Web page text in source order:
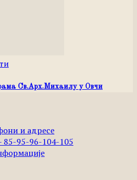
Св.Арх.Михаилу у Овчи
и адресе
85-95-96-104-105